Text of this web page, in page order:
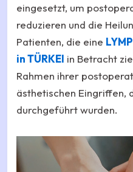
eingesetzt, um
reduzieren und die
Patienten, die eine
in TÜRKEI in Betracht
Rahmen ihrer
ästhetischen Eingriffen,
durchgeführt wurden.